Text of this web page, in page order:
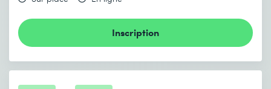
Inscription